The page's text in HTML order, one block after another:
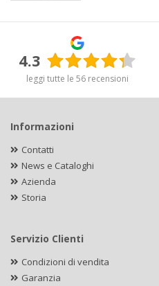
4.3
leggi tutte le 56 recensioni
Informazioni
Contatti
News e Cataloghi
Azienda
Storia
Servizio Clienti
Condizioni di vendita
Garanzia